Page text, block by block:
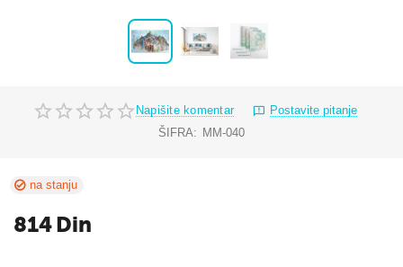
Napišite komentar
Postavite pitanje
ŠIFRA: MM-040
na stanju
814Din